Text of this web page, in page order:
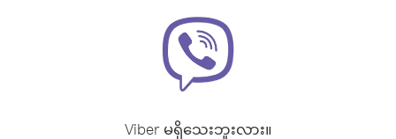
Viber မရှိသေးဘူးလား။